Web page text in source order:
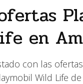
en
con las
Wild Life